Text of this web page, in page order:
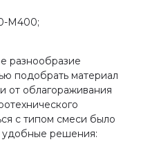
М400;
разнообразие
подобрать материал
от облагораживания
с типом смеси было
удобные решения: